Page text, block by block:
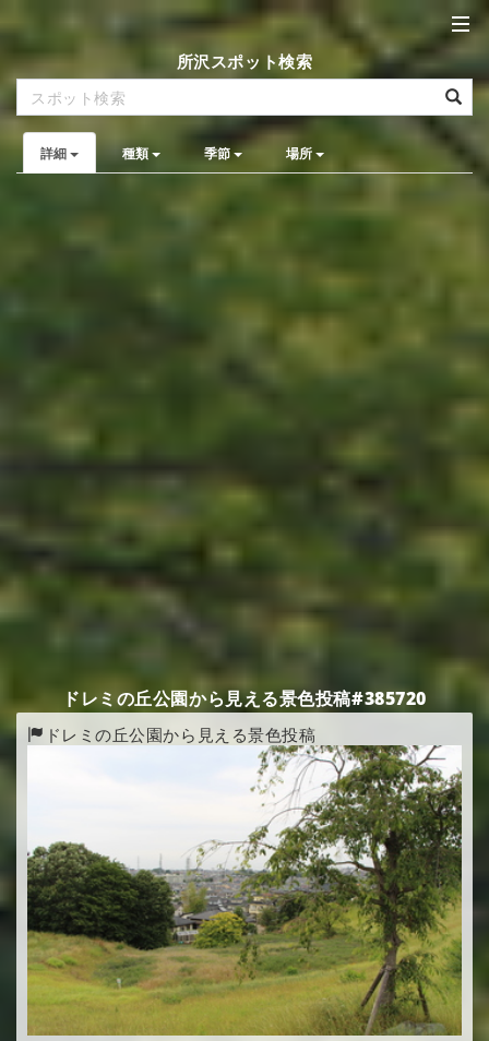
所沢スポット検索
詳細 種類 季節 場所
ドレミの丘公園から見える景色投稿#385720
ドレミの丘公園から見える景色投稿